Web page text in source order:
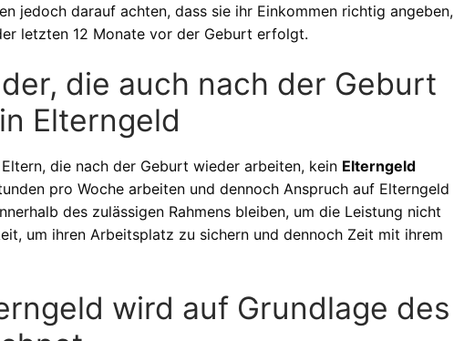
jedoch darauf achten, dass sie ihr Einkommen richtig angeben,
letzten 12 Monate vor der Geburt erfolgt.
die auch nach der Geburt
Elterngeld
die nach der Geburt wieder arbeiten, kein Elterngeld
pro Woche arbeiten und dennoch Anspruch auf Elterngeld
des zulässigen Rahmens bleiben, um die Leistung nicht
um ihren Arbeitsplatz zu sichern und dennoch Zeit mit ihrem
wird auf Grundlage des